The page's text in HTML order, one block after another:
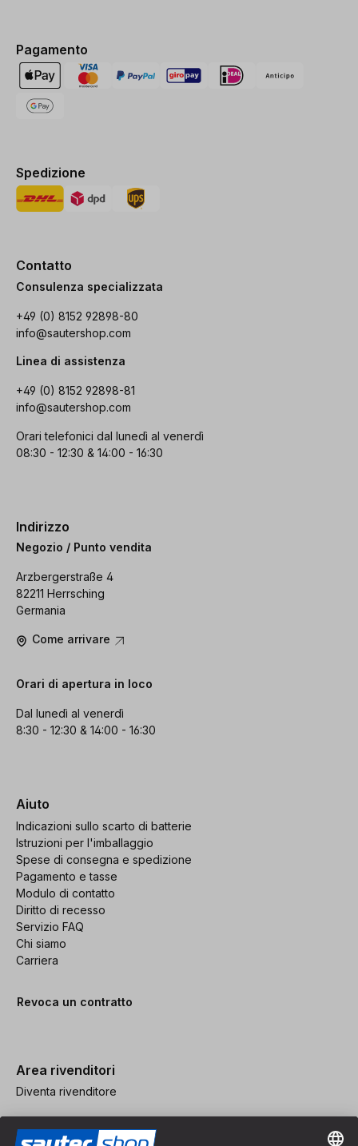
Pagamento
Spedizione
Contatto
Consulenza specializzata
+49 (0) 8152 92898-80
info@sautershop.com
Linea di assistenza
+49 (0) 8152 92898-81
info@sautershop.com
Orari telefonici dal lunedì al venerdì
08:30 - 12:30 & 14:00 - 16:30
Indirizzo
Negozio / Punto vendita
Arzbergerstraße 4
82211 Herrsching
Germania
Come arrivare
Orari di apertura in loco
Dal lunedì al venerdì
8:30 - 12:30 & 14:00 - 16:30
Aiuto
Indicazioni sullo scarto di batterie
Istruzioni per l'imballaggio
Spese di consegna e spedizione
Pagamento e tasse
Modulo di contatto
Diritto di recesso
Servizio FAQ
Chi siamo
Carriera
Revoca un contratto
Area rivenditori
Diventa rivenditore